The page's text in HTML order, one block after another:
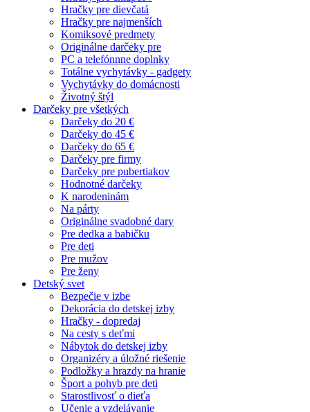
Hračky pre dievčatá
Hračky pre najmenších
Komiksové predmety
Originálne darčeky pre
PC a telefónnne doplnky
Totálne vychytávky - gadgety
Vychytávky do domácnosti
Životný štýl
Darčeky pre všetkých
Darčeky do 20 €
Darčeky do 45 €
Darčeky do 65 €
Darčeky pre firmy
Darčeky pre pubertiakov
Hodnotné darčeky
K narodeninám
Na párty
Originálne svadobné dary
Pre dedka a babičku
Pre deti
Pre mužov
Pre ženy
Detský svet
Bezpečie v izbe
Dekorácia do detskej izby
Hračky - dopredaj
Na cesty s deťmi
Nábytok do detskej izby
Organizéry a úložné riešenie
Podložky a hrazdy na hranie
Šport a pohyb pre deti
Starostlivosť o dieťa
Učenie a vzdelávanie